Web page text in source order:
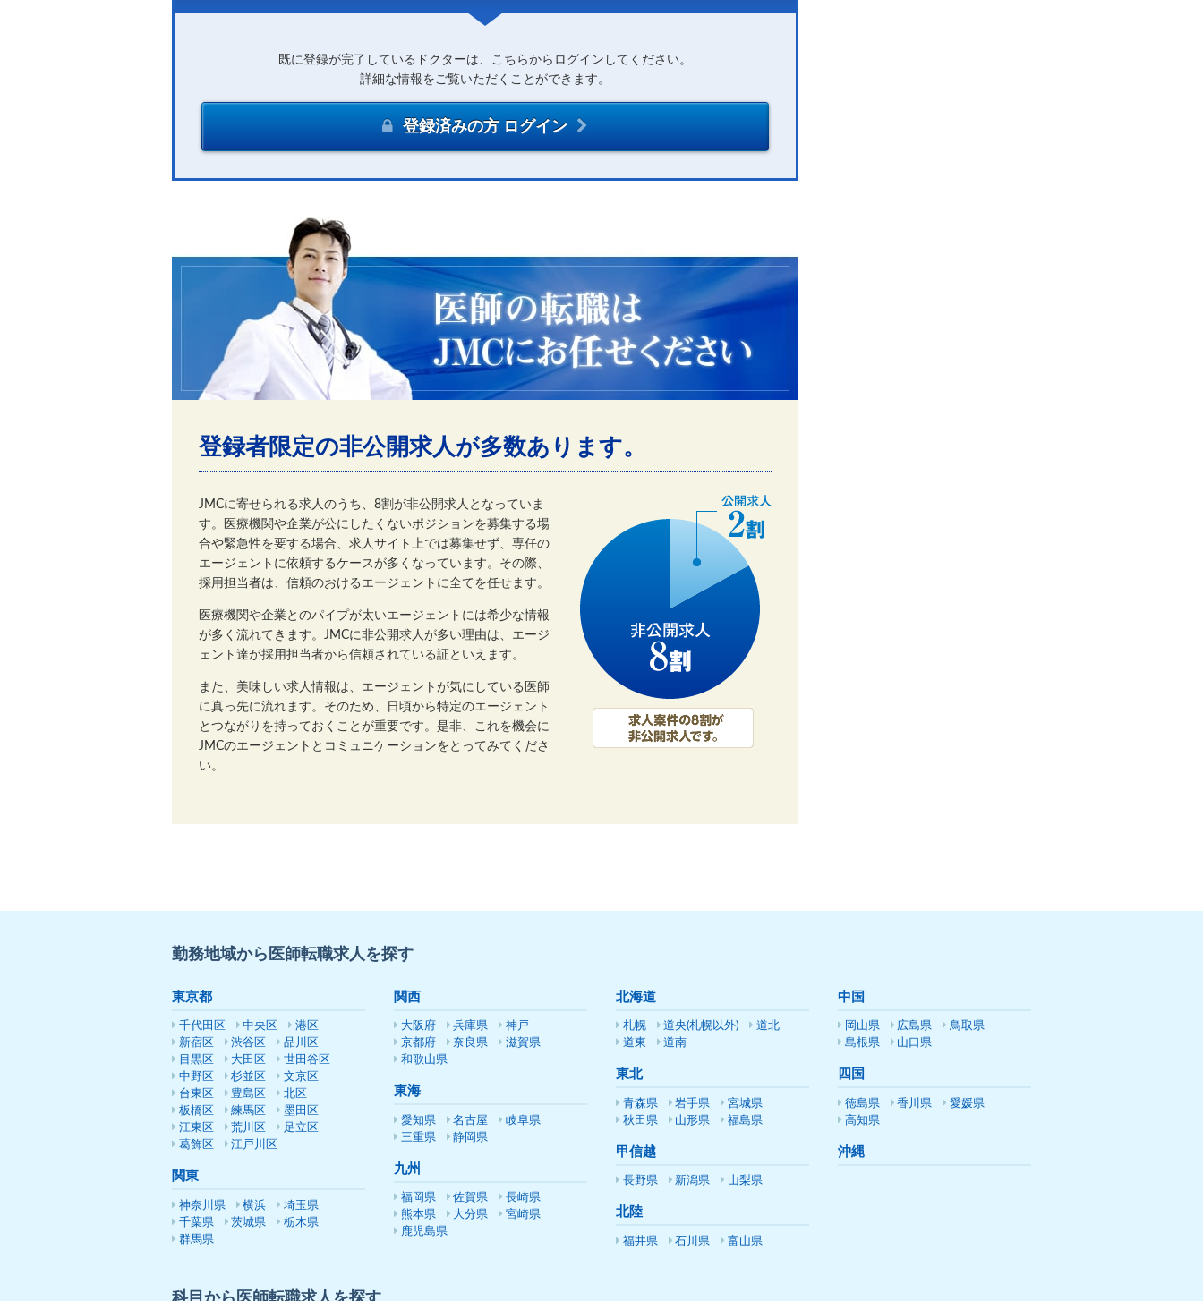
既に登録が完了しているドクターは、こちらからログインしてください。
詳細な情報をご覧いただくことができます。
登録済みの方 ログイン
登録者限定の非公開求人が多数あります。
JMCに寄せられる求人のうち、8割が非公開求人となっていま
す。医療機関や企業が公にしたくないポジションを募集する場
合や緊急性を要する場合、求人サイト上では募集せず、専任の
エージェントに依頼するケースが多くなっています。その際、
採用担当者は、信頼のおけるエージェントに全てを任せます。
医療機関や企業とのパイプが太いエージェントには希少な情報
が多く流れてきます。JMCに非公開求人が多い理由は、エージ
ェント達が採用担当者から信頼されている証といえます。
また、美味しい求人情報は、エージェントが気にしている医師
に真っ先に流れます。そのため、日頃から特定のエージェント
とつながりを持っておくことが重要です。是非、これを機会に
JMCのエージェントとコミュニケーションをとってみてくださ
い。
勤務地域から医師転職求人を探す
東京都
千代田区 中央区
港区
新宿区
渋谷区
品川区
目黒区
大田区
世田谷区
中野区
杉並区
文京区
台東区
豊島区
北区
板橋区
練馬区
墨田区
江東区
荒川区
足立区
葛飾区
江戸川区
関東
神奈川県 横浜
埼玉県
千葉県
茨城県
栃木県
群馬県
関西
大阪府 兵庫県
神戸
京都府
奈良県
滋賀県
和歌山県
東海
愛知県 名古屋
岐阜県
三重県
静岡県
九州
福岡県 佐賀県
長崎県
熊本県
大分県
宮崎県
鹿児島県
北海道
札幌 道央(札幌以外)
道北
道東
道南
東北
青森県 岩手県
宮城県
秋田県
山形県 福島県
甲信越
長野県 新潟県 山梨県
北陸
福井県 石川県 富山県
中国
岡山県 広島県
鳥取県
島根県
山口県
四国
徳島県 香川県
愛媛県
高知県
沖縄